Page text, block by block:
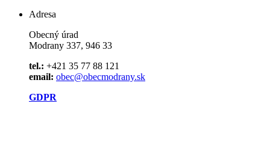
Adresa
Obecný úrad
Modrany 337, 946 33
tel.: +421 35 77 88 121
email: obec@obecmodrany.sk
GDPR